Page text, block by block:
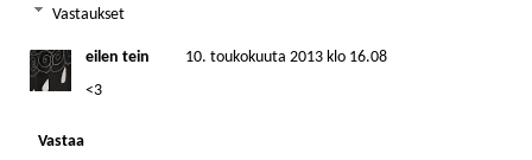
Vastaukset
eilen tein
10. toukokuuta 2013 klo 16.08
<3
Vastaa